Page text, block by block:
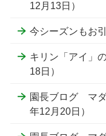
12月13日）
今シーズンもお
キリン「アイ」
18日）
園長ブログ マ
年12月20日）